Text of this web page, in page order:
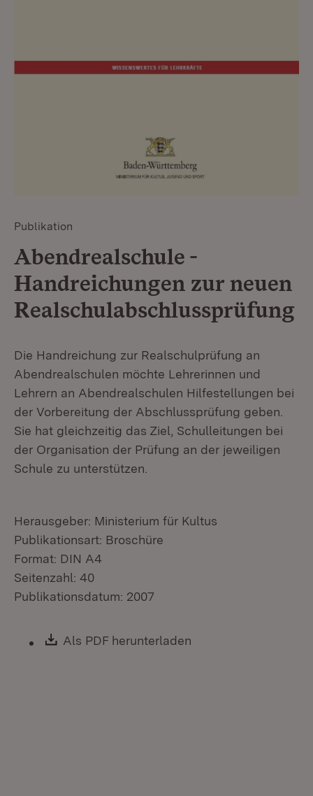
Publikation
Abendrealschule -
Handreichungen zur neuen
Realschulabschlussprüfung
Die Handreichung zur Realschulprüfung an
Abendrealschulen möchte Lehrerinnen und
Lehrern an Abendrealschulen Hilfestellungen bei
der Vorbereitung der Abschlussprüfung geben.
Sie hat gleichzeitig das Ziel, Schulleitungen bei
der Organisation der Prüfung an der jeweiligen
Schule zu unterstützen.
Herausgeber: Ministerium für Kultus
Publikationsart: Broschüre
Format: DIN A4
Seitenzahl: 40
Publikationsdatum: 2007
Download:
Als PDF herunterladen